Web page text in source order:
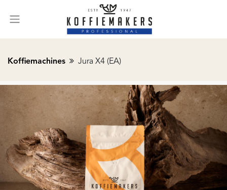
Koffiemachines Jura X4 (EA)